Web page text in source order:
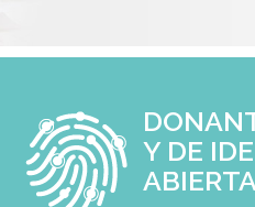
Y DE